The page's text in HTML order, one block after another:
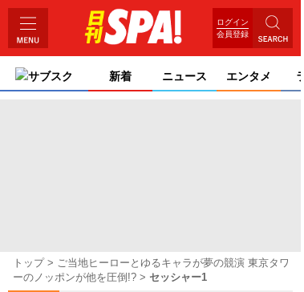
ログイン
会員登録
サブスク 新着 ニュース エンタメ
トップ
ご当地ヒーローとゆるキャラが夢の競演 東京タワ
ーのノッポンが他を圧倒!?
セッシャー1